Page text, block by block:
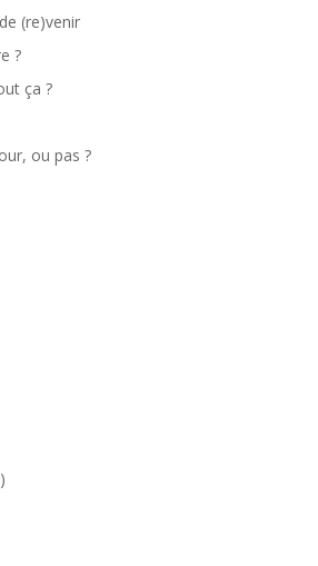
(re)venir
?
ça ?
ou pas ?